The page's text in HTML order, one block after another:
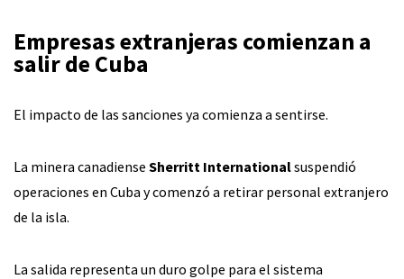
Empresas extranjeras comienzan a
salir de Cuba
El impacto de las sanciones ya comienza a sentirse.
La minera canadiense Sherritt Internationalsuspendió
operaciones en Cuba y comenzó a retirar personal extranjero
de la isla.
La salida representa un duro golpe para el sistema